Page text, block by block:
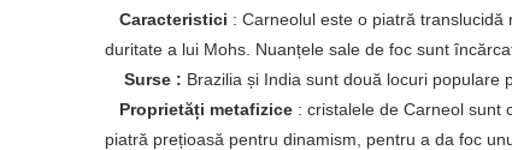
Caracteristici : Carneolul este o piatră
duritate a lui Mohs. Nuanțele sale de foc sunt
Surse : Brazilia și India sunt două locuri populare
Proprietăți metafizice : cristalele de Carneol sunt
piatră prețioasă pentru dinamism, pentru a da foc